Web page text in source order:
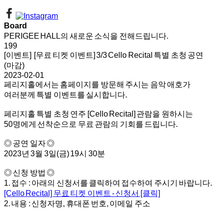
Board
PERIGEE HALL의 새로운 소식을 전해드립니다.
199
[이벤트] [무료 티켓 이벤트] 3/3 Cello Recital 특별 초청 공연
(마감)
2023-02-01
페리지홀에서는 홈페이지를 방문해 주시는 음악 애호가
여러분께 특별 이벤트를 실시합니다.
페리지홀 특별 초청 연주 [Cello Recital] 관람을 원하시는
50명에게 선착순으로 무료 관람의 기회를 드립니다.
◎ 공연 일자 ◎
2023년 3월 3일(금) 19시 30분
◎ 신청 방법 ◎
1. 접수 : 아래의 신청서를 클릭하여 접수하여 주시기 바랍니다.
[Cello Recital] 무료 티켓 이벤트 - 신청서 [클릭]
2. 내용 : 신청자명, 휴대폰 번호, 이메일 주소